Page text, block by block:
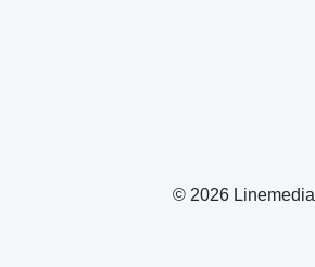
© 2026 Linemedia